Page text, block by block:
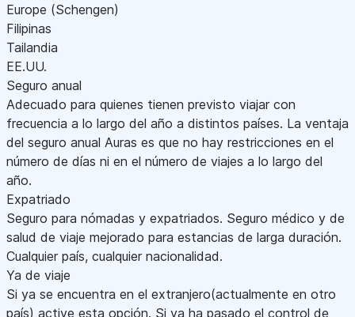
Europe (Schengen)
Filipinas
Tailandia
EE.UU.
Seguro anual
Adecuado para quienes tienen previsto viajar con
frecuencia a lo largo del año a distintos países. La ventaja
del seguro anual Auras es que no hay restricciones en el
número de días ni en el número de viajes a lo largo del
año.
Expatriado
Seguro para nómadas y expatriados. Seguro médico y de
salud de viaje mejorado para estancias de larga duración.
Cualquier país, cualquier nacionalidad.
Ya de viaje
Si ya se encuentra en el extranjero(actualmente en otro
país) active esta opción. Si ya ha pasado el control de